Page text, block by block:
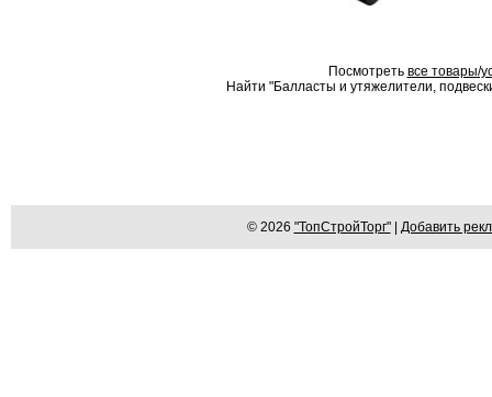
Посмотреть все товары/
Найти "Балласты и утяжелители,
© 2026 "ТопСтройТорг"| Добавить